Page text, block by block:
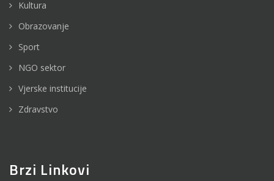
Kultura
Obrazovanje
Sport
NGO sektor
Vjerske institucije
Zdravstvo
Brzi Linkovi